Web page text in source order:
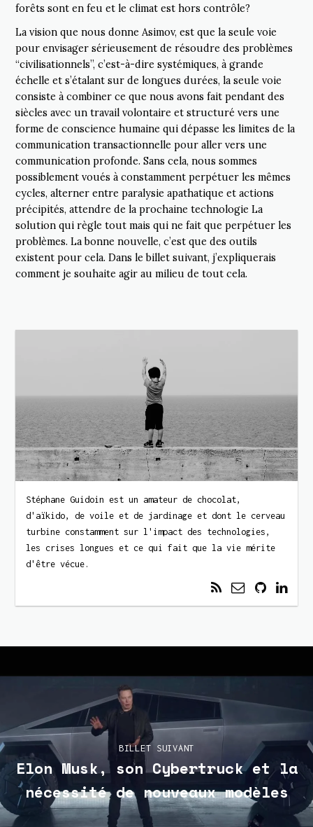
forêts sont en feu et le climat est hors contrôle?
La vision que nous donne Asimov, est que la seule voie
pour envisager sérieusement de résoudre des problèmes
“civilisationnels”, c’est-à-dire systémiques, à grande
échelle et s’étalant sur de longues durées, la seule voie
consiste à combiner ce que nous avons fait pendant des
siècles avec un travail volontaire et structuré vers une
forme de conscience humaine qui dépasse les limites de la
communication transactionnelle pour aller vers une
communication profonde. Sans cela, nous sommes
possiblement voués à constamment perpétuer les mêmes
cycles, alterner entre paralysie apathatique et actions
précipités, attendre de la prochaine technologie La
solution qui règle tout mais qui ne fait que perpétuer les
problèmes. La bonne nouvelle, c’est que des outils
existent pour cela. Dans le billet suivant, j’expliquerais
comment je souhaite agir au milieu de tout cela.
Stéphane Guidoin est un amateur de chocolat,
d'aïkido, de voile et de jardinage et dont le cerveau
turbine constamment sur l'impact des technologies,
les crises longues et ce qui fait que la vie mérite
d'être vécue.
BILLET SUIVANT
Elon Musk, son Cybertruck et la
nécessité de nouveaux modèles